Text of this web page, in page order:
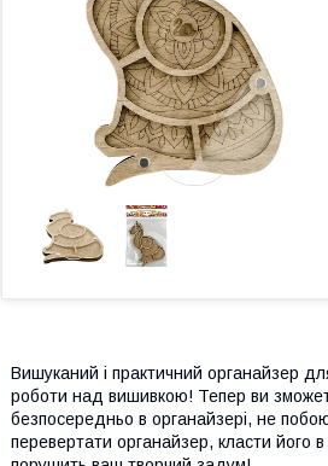
Вишуканий і практичний органайзер
роботи над вишивкою! Тепер ви
безпосередньо в органайзерi, не
перевертати органайзер, класти його